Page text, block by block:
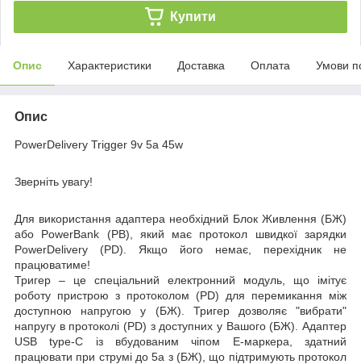
Купити
Опис Характеристики Доставка Оплата Умови
Опис
PowerDelivery Trigger 9v 5a 45w
Зверніть увагу!
Для використання адаптера необхідний Блок Живлення (БЖ)
або PowerBank (PB) , який має протокол швидкої зарядки
PowerDelivery (PD)
Якщо його немає, перехідник не
працюватиме!
Тригер – це спеціальний електронний модуль, що імітує
роботу пристрою з протоколом (PD) для перемикання між
доступною напругою у (БЖ). Тригер дозволяє "вибрати"
напругу в протоколі (PD) з доступних у Вашого (БЖ). Адаптер
USB type-C із вбудованим чіпом E-маркера, здатний
працювати при струмі до 5a з (БЖ), що підтримують протокол